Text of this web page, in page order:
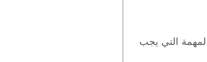
التي يجب